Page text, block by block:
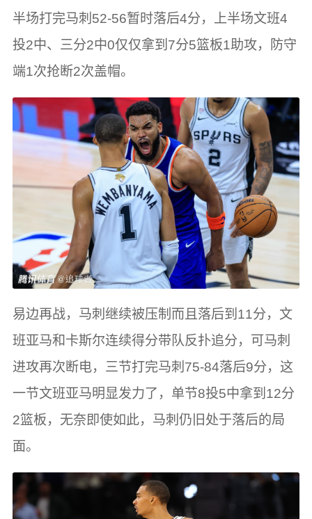
半场打完马刺52-56暂时落后4分，上半场文班4
投2中、三分2中0仅仅拿到7分5篮板1助攻，防守
端1次抢断2次盖帽。
易边再战，马刺继续被压制而且落后到11分，文
班亚马和卡斯尔连续得分带队反扑追分，可马刺
进攻再次断电，三节打完马刺75-84落后9分，这
一节文班亚马明显发力了，单节8投5中拿到12分
2篮板，无奈即使如此，马刺仍旧处于落后的局
面。